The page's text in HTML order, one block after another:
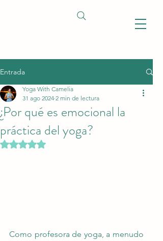
Entrada
¿Por qué es emocional la
práctica del yoga?
Yoga With Camelia
31 ago 2024 2 min de lectura
Obtuvo NaN de 5 estrellas.
Como profesora de yoga, a menudo